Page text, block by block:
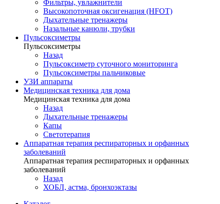
Фильтры, увлажнители
Высокопоточная оксигенация (HFOT)
Дыхательные тренажеры
Назальные канюли, трубки
Пульсоксиметры
Пульсоксиметры
Назад
Пульсоксиметр суточного мониторинга
Пульсоксиметры пальчиковые
УЗИ аппараты
Медицинская техника для дома
Медицинская техника для дома
Назад
Дыхательные тренажеры
Капы
Светотерапия
Аппаратная терапия респираторных и орфанных
заболеваний
Аппаратная терапия респираторных и орфанных
заболеваний
Назад
ХОБЛ, астма, бронхоэктазы